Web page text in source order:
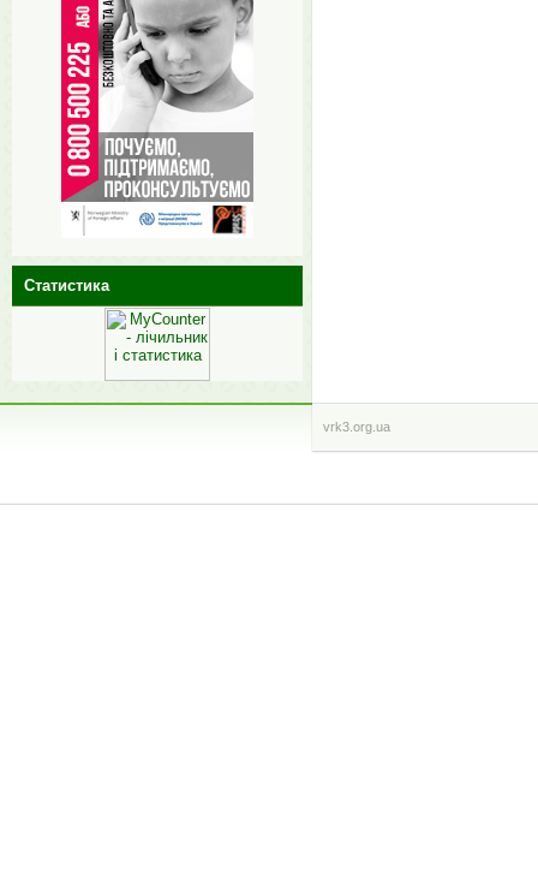
Статистика
vrk3.org.ua